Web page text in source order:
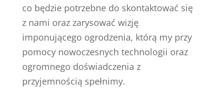
co będzie potrzebne do skontaktować się
z nami oraz zarysować wizję
imponującego ogrodzenia, którą my przy
pomocy nowoczesnych technologii oraz
ogromnego doświadczenia z
przyjemnością spełnimy.